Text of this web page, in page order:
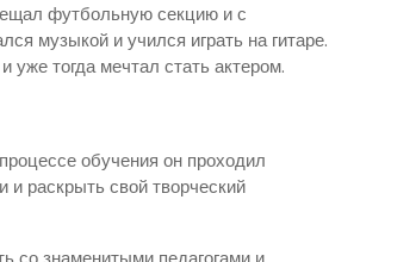
футбольную секцию и с
музыкой и учился играть на гитаре.
тогда мечтал стать актером.
обучения он проходил
и раскрыть свой творческий